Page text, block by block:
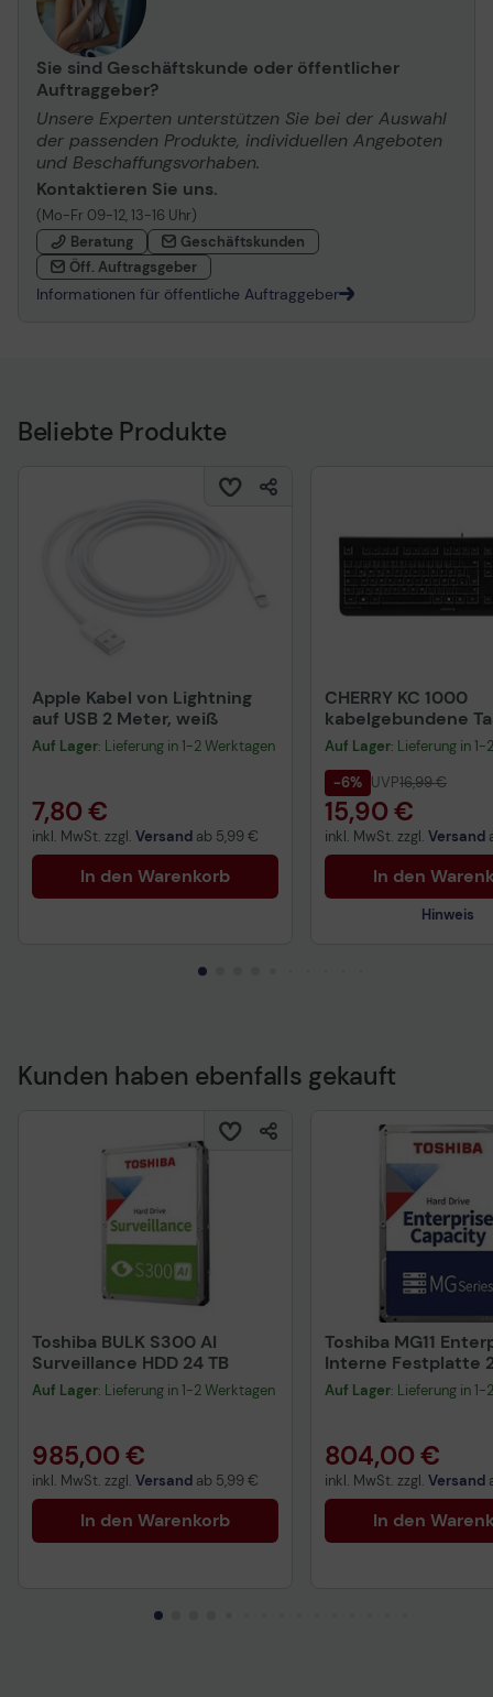
Sie sind Geschäftskunde oder öffentlicher
Auftraggeber?
Unsere Experten unterstützen Sie bei der Auswahl
der passenden Produkte, individuellen Angeboten
und Beschaffungsvorhaben.
Kontaktieren Sie uns.
(Mo-Fr 09-12, 13-16 Uhr)
Beratung
Geschäftskunden
Öff. Auftragsgeber
Informationen für öffentliche Auftraggeber
Beliebte Produkte
Apple Kabel von Lightning
auf USB 2 Meter, weiß
Auf Lager: Lieferung in 1-2 Werktagen
7,80 €
inkl. MwSt. zzgl. Versand ab 5,99 €
In den Warenkorb
CHERRY KC 1000
kabelgebundene
QWERTZ DE -
Auf Lager: Lieferung in
-6% UVP16,99 €
15,90 €
inkl. MwSt. zzgl. Versand
In den
Hinweis
Technisches
Kunden haben ebenfalls gekauft
Toshiba BULK S300 AI
Surveillance HDD 24 TB
Auf Lager: Lieferung in 1-2 Werktagen
985,00 €
inkl. MwSt. zzgl. Versand ab 5,99 €
In den Warenkorb
Toshiba MG11
Interne Festplatte
Auf Lager: Lieferung in
804,00 €
inkl. MwSt. zzgl. Versand
In den